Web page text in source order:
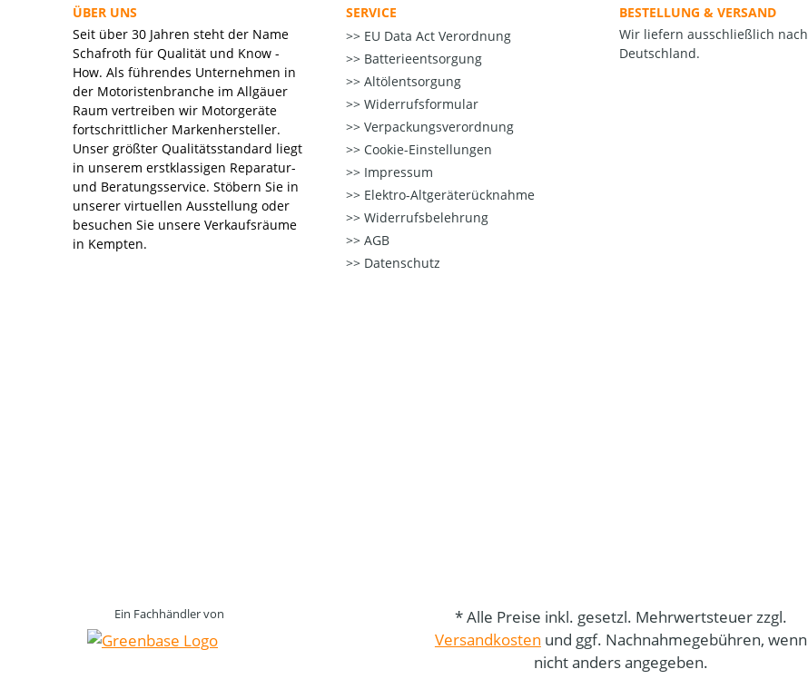
ÜBER UNS
Seit über 30 Jahren steht der Name
Schafroth für Qualität und Know -
How. Als führendes Unternehmen in
der Motoristenbranche im Allgäuer
Raum vertreiben wir Motorgeräte
fortschrittlicher Markenhersteller.
Unser größter Qualitätsstandard liegt
in unserem erstklassigen Reparatur-
und Beratungsservice. Stöbern Sie in
unserer virtuellen Ausstellung oder
besuchen Sie unsere Verkaufsräume
in Kempten.
SERVICE
EU Data Act Verordnung
Batterieentsorgung
Altölentsorgung
Widerrufsformular
Verpackungsverordnung
Cookie-Einstellungen
Impressum
Elektro-Altgeräterücknahme
Widerrufsbelehrung
AGB
Datenschutz
BESTELLUNG & VERSAND
Wir liefern ausschließlich nach
Deutschland.
Ein Fachhändler von
* Alle Preise inkl. gesetzl. Mehrwertsteuer zzgl.
Versandkosten und ggf. Nachnahmegebühren, wenn
nicht anders angegeben.